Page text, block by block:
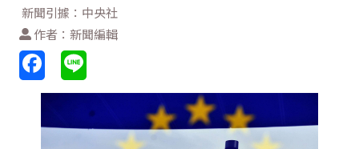
新聞引據：中央社
作者：新聞編輯